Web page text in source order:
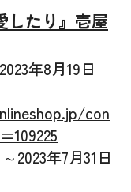
たり』壱屋
年8月19日
con
2023年7月31日